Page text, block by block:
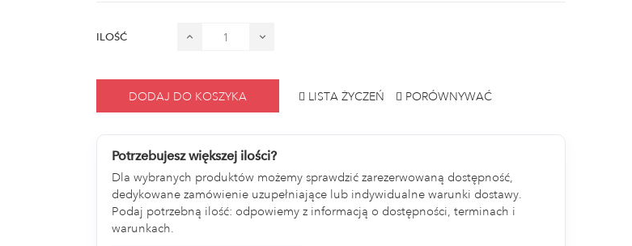
ILOŚĆ
DODAJ DO KOSZYKA LISTA ŻYCZEŃ PORÓWNYWAĆ
Potrzebujesz większej ilości?
Dla wybranych produktów możemy sprawdzić zarezerwowaną dostępność,
dedykowane zamówienie uzupełniające lub indywidualne warunki dostawy.
Podaj potrzebną ilość: odpowiemy z informacją o dostępności, terminach i
warunkach.